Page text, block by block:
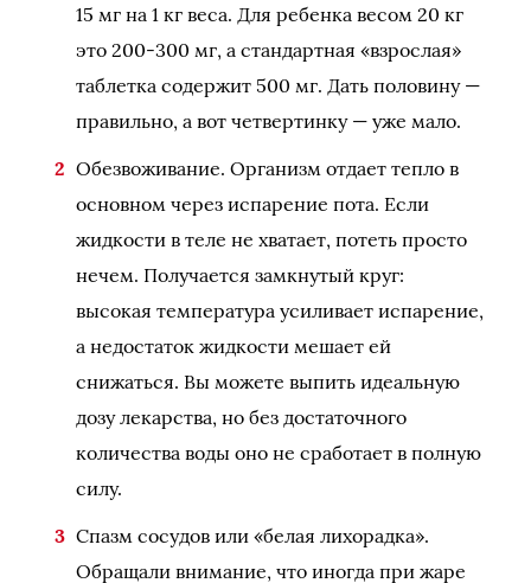
15 мг на 1 кг веса. Для ребенка весом 20 кг
это 200-300 мг, а стандартная «взрослая»
таблетка содержит 500 мг. Дать половину —
правильно, а вот четвертинку — уже мало.
Обезвоживание. Организм отдает тепло в
основном через испарение пота. Если
жидкости в теле не хватает, потеть просто
нечем. Получается замкнутый круг:
высокая температура усиливает испарение,
а недостаток жидкости мешает ей
снижаться. Вы можете выпить идеальную
дозу лекарства, но без достаточного
количества воды оно не сработает в полную
силу.
Спазм сосудов или «белая лихорадка».
Обращали внимание, что иногда при жаре